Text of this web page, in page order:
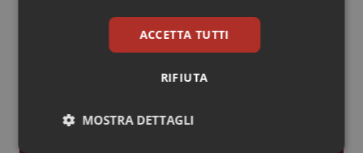
Quotidiano Oncologia
Quotidiano Pediatria
Gold
ACCETTA TUTTI
RIFIUTA
MOSTRA DETTAGLI